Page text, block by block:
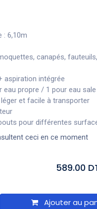
: 6,10m
canapés,
aspiration intégrée
eau propre / 1 pour eau sale
et facile à transporter
pour différentes
ceci en ce moment
Ajouter au
589.00